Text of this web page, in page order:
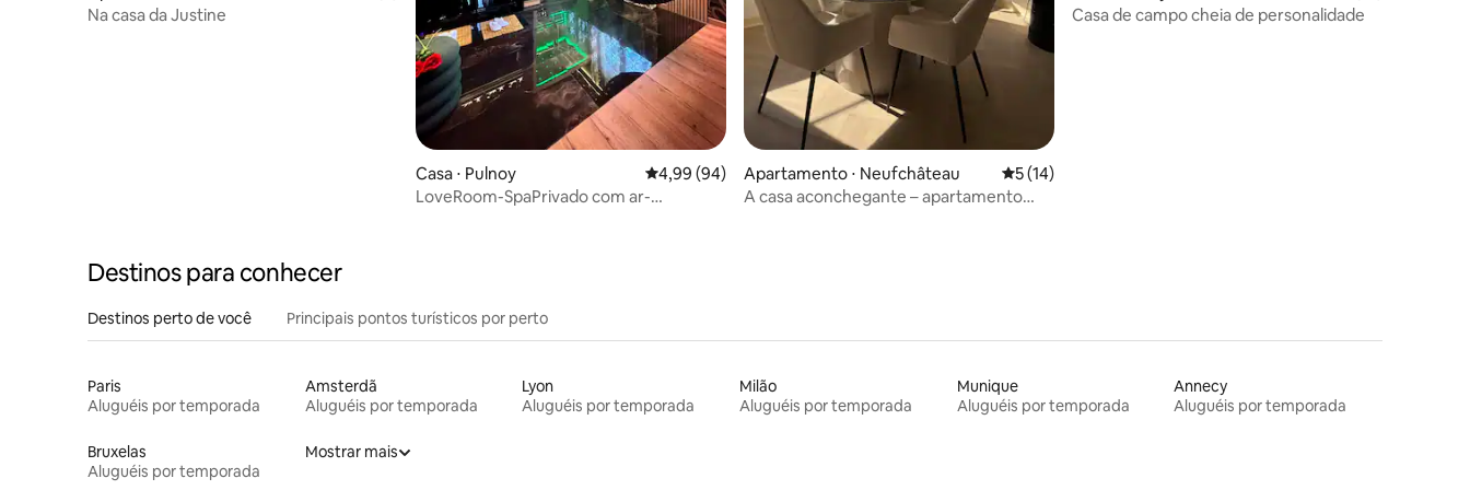
Na casa da Justine
Casa ⋅ Pulnoy 4,99 de uma avaliação média de 5, 94 avaliações
4,99 (94)
LoveRoom-SpaPrivado com ar-
Apartamento ⋅ Neufchâteau 5 de uma avaliação média de 5, 14 avaliações
5 (14)
A casa aconchegante – apartamento
Casa de campo cheia de personalidade
Destinos para conhecer
Destinos perto de você Principais pontos turísticos por perto
Paris
Aluguéis por temporada
Amsterdã
Aluguéis por temporada
Lyon
Aluguéis por temporada
Milão
Aluguéis por temporada
Munique
Aluguéis por temporada
Annecy
Aluguéis por temporada
Bruxelas
Aluguéis por temporada
Mostrar mais